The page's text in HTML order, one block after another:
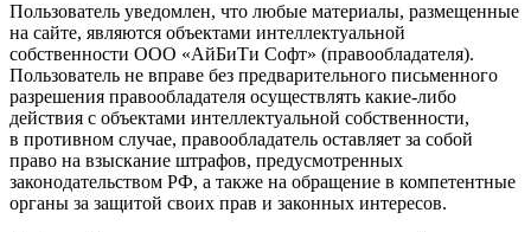
Пользователь уведомлен, что любые материалы, размещенные
на сайте, являются объектами интеллектуальной
собственности ООО «АйБиТи Софт» (правообладателя).
Пользователь не вправе без предварительного письменного
разрешения правообладателя осуществлять какие-либо
действия с объектами интеллектуальной собственности,
в противном случае, правообладатель оставляет за собой
право на взыскание штрафов, предусмотренных
законодательством РФ, а также на обращение в компетентные
органы за защитой своих прав и законных интересов.